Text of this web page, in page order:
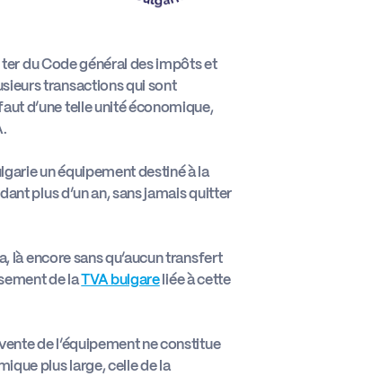
du Code général des impôts et
transactions qui sont
d’une telle unité économique,
un équipement destiné à la
plus d’un an, sans jamais quitter
là encore sans qu’aucun transfert
de laTVA bulgareliée à cette
de l’équipement ne constitue
plus large, celle de la